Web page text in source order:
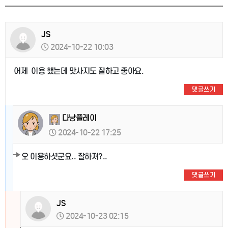
JS
2024-10-22 10:03
어제 이용 했는데 맛사지도 잘하고 좋아요.
댓글쓰기
다낭플레이
2024-10-22 17:25
오 이용하셧군요.. 잘하져?..
댓글쓰기
JS
2024-10-23 02:15